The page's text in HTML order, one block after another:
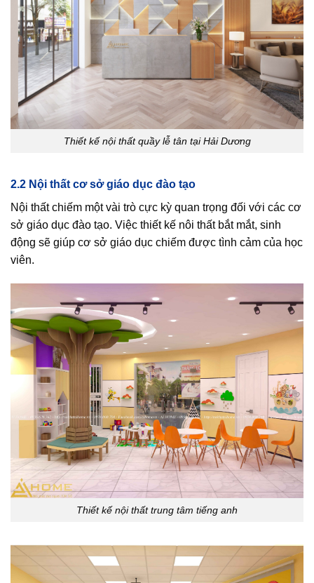
Thiết kế nội thất quầy lễ tân tại Hải Dương
2.2 Nội thất cơ sở giáo dục đào tạo
Nội thất chiếm một vài trò cực kỳ quan trọng đối với các cơ
sở giáo dục đào tạo. Việc thiết kế nôi thất bắt mắt, sinh
động sẽ giúp cơ sở giáo dục chiếm được tình cảm của học
viên.
Thiết kế nội thất trung tâm tiếng anh